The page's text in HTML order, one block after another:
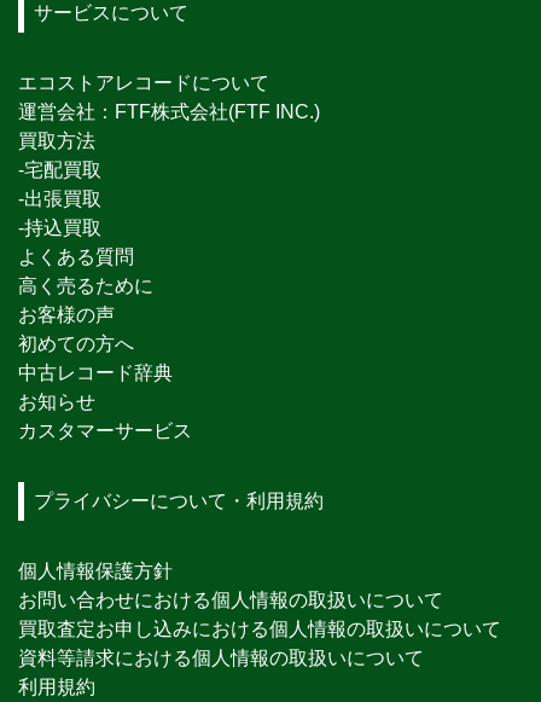
サービスについて
エコストアレコードについて
運営会社：FTF株式会社(FTF INC.)
買取方法
-宅配買取
-出張買取
-持込買取
よくある質問
高く売るために
お客様の声
初めての方へ
中古レコード辞典
お知らせ
カスタマーサービス
プライバシーについて・利用規約
個人情報保護方針
お問い合わせにおける個人情報の取扱いについて
買取査定お申し込みにおける個人情報の取扱いについて
資料等請求における個人情報の取扱いについて
利用規約